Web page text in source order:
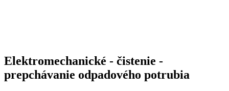
Elektromechanické - čistenie -
prepchávanie odpadového potrubia